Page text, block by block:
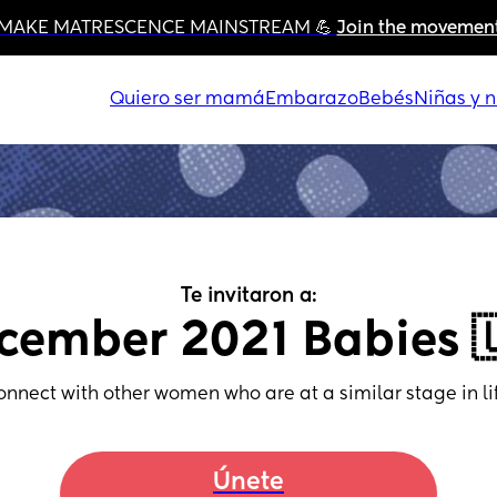
MATRESCENCE MAINSTREAM 💪 Join the
Quiero ser mamá EmbarazoBebés Niñas y
Te invitaron a:
2021
with other women who are at a similar stage in
Únete